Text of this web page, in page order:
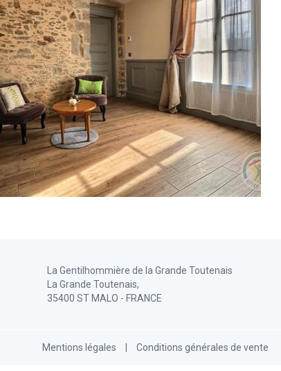
La Gentilhommière de la Grande Toutenais
La Grande Toutenais,
35400 ST MALO - FRANCE
Mentions légales Conditions générales de vente